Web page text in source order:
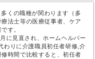
くの職種が関わります（多
法士等の医療従事者、ケア
す。
に見直され、ホームヘルパー
わりに介護職員初任者研修,介
時間で比較すると、初任者